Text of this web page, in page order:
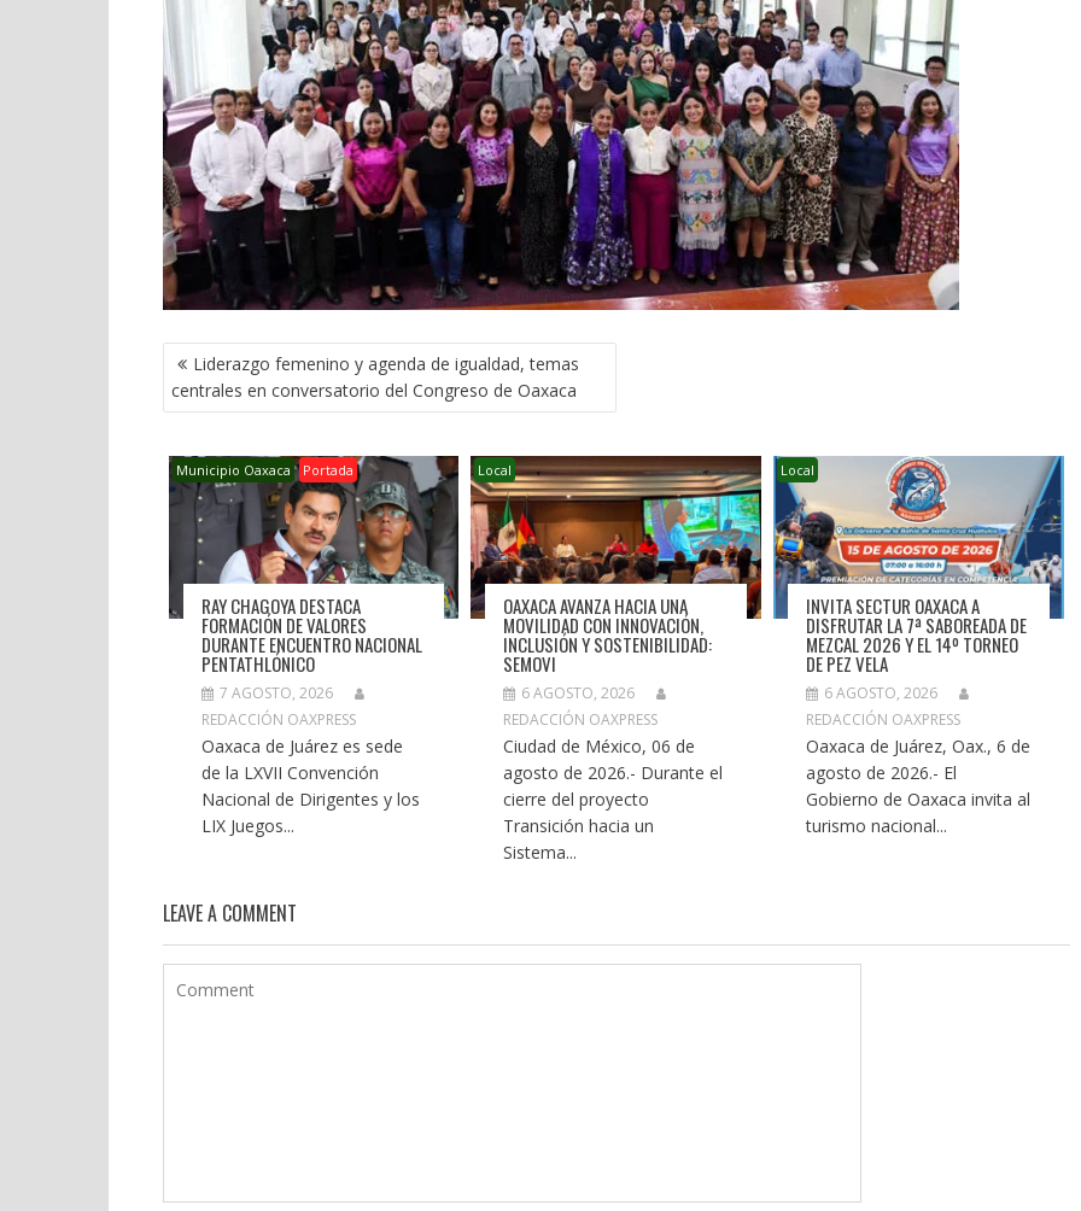
NAVEGACIÓN
DE
ENTRADAS
Liderazgo femenino y agenda de igualdad, temas
centrales en conversatorio del Congreso de Oaxaca
Municipio Oaxaca Portada
RAY CHAGOYA DESTACA
FORMACIÓN DE VALORES
DURANTE ENCUENTRO NACIONAL
PENTATHLÓNICO
7 AGOSTO, 2026
REDACCIÓN OAXPRESS
Oaxaca de Juárez es sede
de la LXVII Convención
Nacional de Dirigentes y los
LIX Juegos...
Local
OAXACA AVANZA HACIA UNA
MOVILIDAD CON INNOVACIÓN,
INCLUSIÓN Y SOSTENIBILIDAD:
SEMOVI
6 AGOSTO, 2026
REDACCIÓN OAXPRESS
Ciudad de México, 06 de
agosto de 2026.- Durante el
cierre del proyecto
Transición hacia un
Sistema...
Local
INVITA SECTUR OAXACA A
DISFRUTAR LA 7ª SABOREADA DE
MEZCAL 2026 Y EL 14º TORNEO
DE PEZ VELA
6 AGOSTO, 2026
REDACCIÓN OAXPRESS
Oaxaca de Juárez, Oax., 6 de
agosto de 2026.- El
Gobierno de Oaxaca invita al
turismo nacional...
LEAVE A COMMENT